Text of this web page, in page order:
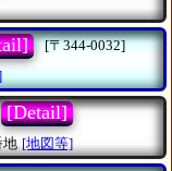
[〒344-0032]
[Detail]
地 [地図等]